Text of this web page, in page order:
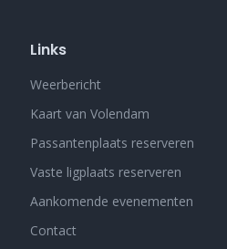
Links
Weerbericht
Kaart van Volendam
Passantenplaats reserveren
Vaste ligplaats reserveren
Aankomende evenementen
Contact